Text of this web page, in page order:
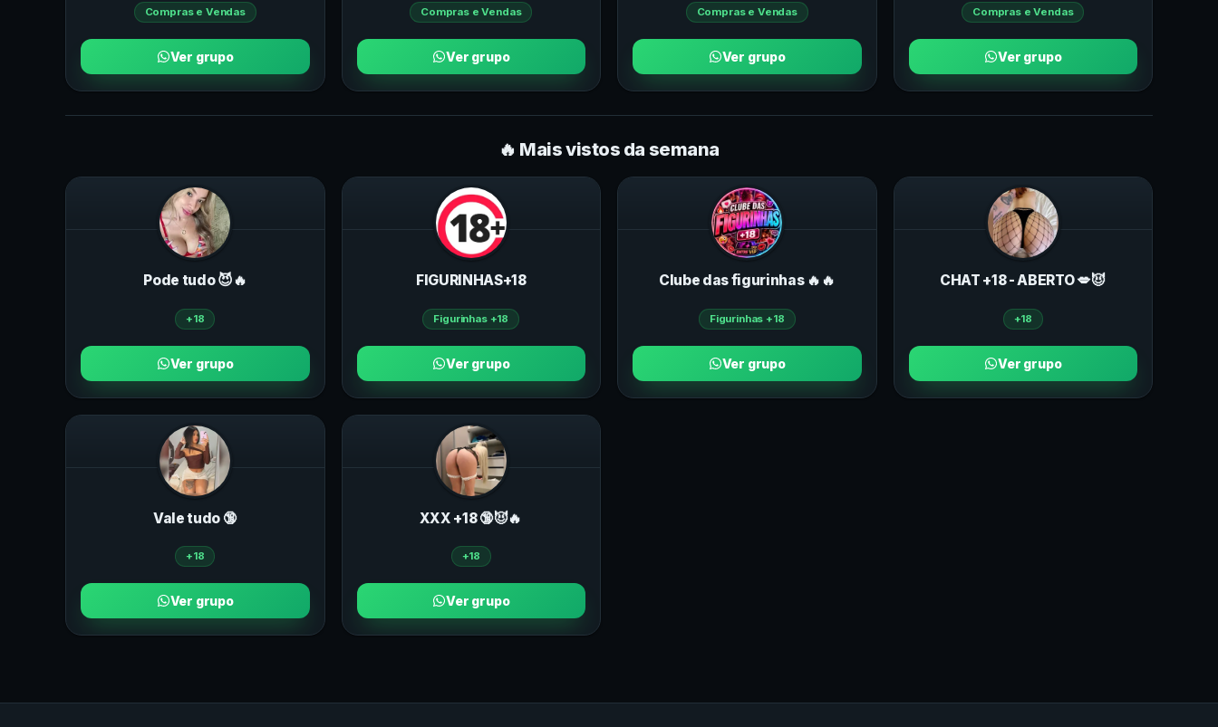
Compras e Vendas
Ver grupo
Compras e Vendas
Ver grupo
Compras e Vendas
Ver grupo
Compras e Vendas
Ver grupo
🔥 Mais vistos da semana
Pode tudo 😈🔥
+18
Ver grupo
FIGURINHAS+18
Figurinhas +18
Ver grupo
Clube das figurinhas 🔥🔥
Figurinhas +18
Ver grupo
CHAT +18 - ABERTO 💋😈
+18
Ver grupo
Vale tudo 🔞
+18
Ver grupo
ХXХ +18 🔞😈🔥
+18
Ver grupo